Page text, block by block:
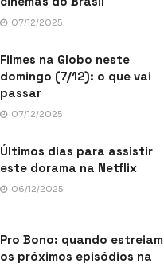
07/12/2025
Filmes na Globo neste
domingo (7/12): o que vai
passar
07/12/2025
Últimos dias para assistir
este dorama na Netflix
06/12/2025
Pro Bono: quando estreiam
os próximos episódios na